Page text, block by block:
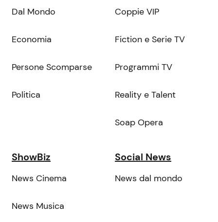
Dal Mondo
Economia
Persone Scomparse
Politica
Coppie VIP
Fiction e Serie TV
Programmi TV
Reality e Talent
Soap Opera
ShowBiz
News Cinema
News Musica
Social News
News dal mondo